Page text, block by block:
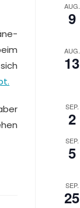
AUG.
9
AUG.
13
SEP.
2
SEP.
5
SEP.
25